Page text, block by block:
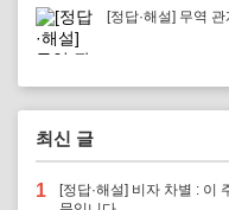
[정답·해설] 무역
최신 글
1
[정답·해설] 비자 차별 : 이